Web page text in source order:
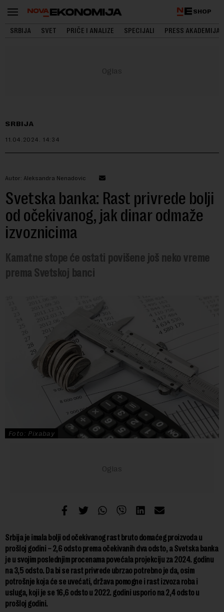
SHOP
SRBIJA SVET PRIČE I ANALIZE SPECIJALI PRESS AKADEMIJA
SRBIJA
11.04.2024. 14:34
Autor: Aleksandra Nenadovic
Svetska banka: Rast privrede bolji
od očekivanog, jak dinar odmaže
izvoznicima
Kamatne stope će ostati povišene još neko vreme
prema Svetskoj banci
Foto: Pixabay
Srbija je imala bolji od očekivanog rast bruto domaćeg proizvoda u
prošloj godini – 2,6 odsto prema očekivanih dva odsto, a Svetska banka
je u svojim poslednjim procenama povećala projekciju za 2024. godinu
na 3,5 odsto. Da bi se rast privrede ubrzao potrebno je da, osim
potrošnje koja će se uvećati, država pomogne i rast izvoza roba i
usluga, koji je se 16,6 odsto u 2022. godini usporio na 2,4 odsto u
prošloj godini.